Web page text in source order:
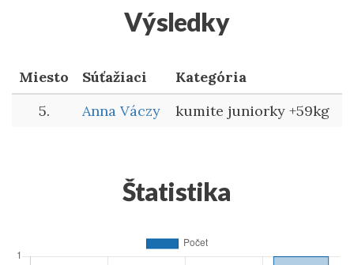
Výsledky
Miesto Súťažiaci
Kategória
5.
Anna Váczy kumite juniorky +59kg
Štatistika